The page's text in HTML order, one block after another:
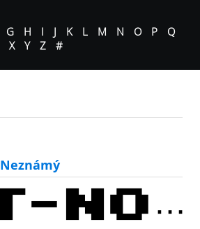
G H I J K L M N O P
Q
X Y Z #
Neznámý